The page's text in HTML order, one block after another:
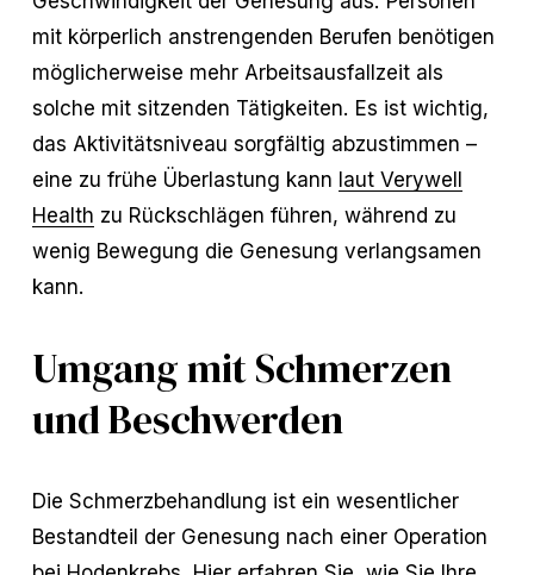
mit körperlich anstrengenden Berufen benötigen
möglicherweise mehr Arbeitsausfallzeit als
solche mit sitzenden Tätigkeiten. Es ist wichtig,
das Aktivitätsniveau sorgfältig abzustimmen –
eine zu frühe Überlastung kann laut Verywell
Health zu Rückschlägen führen, während zu
wenig Bewegung die Genesung verlangsamen
kann.
Umgang mit Schmerzen
und Beschwerden
Die Schmerzbehandlung ist ein wesentlicher
Bestandteil der Genesung nach einer Operation